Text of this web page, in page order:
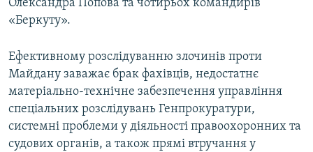
Олександра Попова та чотирьох командирів
«Беркуту».
Ефективному розслідуванню злочинів проти
Майдану заважає брак фахівців, недостатнє
матеріально-технічне забезпечення управління
спеціальних розслідувань Генпрокуратури,
системні проблеми у діяльності правоохоронних та
судових органів, а також прямі втручання у